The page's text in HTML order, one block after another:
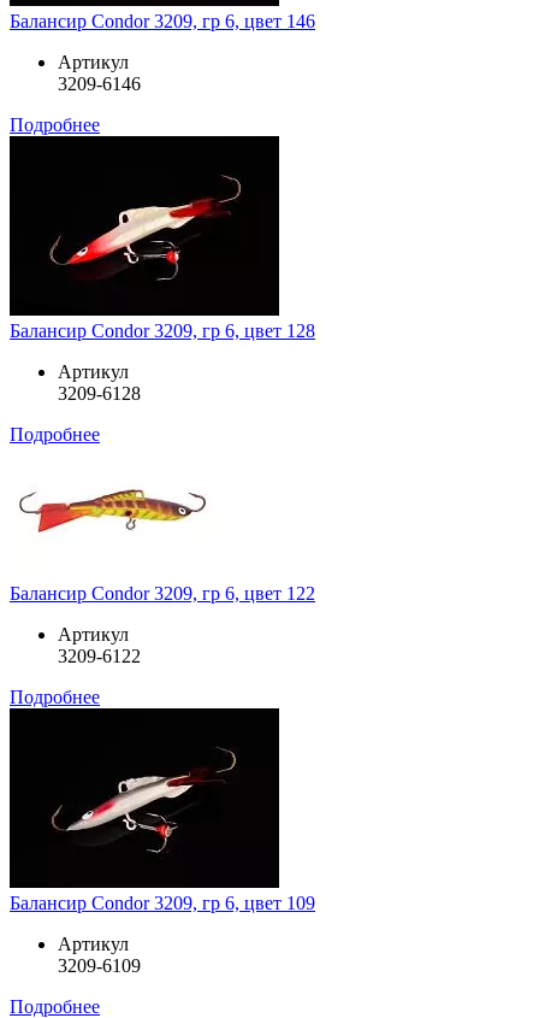
Балансир Condor 3209, гр 6, цвет 146
Артикул
3209-6146
Подробнее
Балансир Condor 3209, гр 6, цвет 128
Артикул
3209-6128
Подробнее
Балансир Condor 3209, гр 6, цвет 122
Артикул
3209-6122
Подробнее
Балансир Condor 3209, гр 6, цвет 109
Артикул
3209-6109
Подробнее